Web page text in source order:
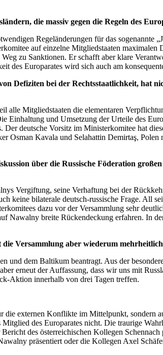
die massiv gegen die Regeln des
Regeländerungen für das sogenannte „
auf einzelne Mitgliedstaaten
zu Sanktionen. Er schafft aber klare
Europarates wird sich auch am
Defiziten bei der Rechtsstaatlichkeit, hat
alle Mitgliedstaaten die elementaren
Einhaltung und Umsetzung der Urteile des
deutsche Vorsitz im Ministerkomitee hat
Osman Kavala und Selahattin Demirtaş,
über die Russische Föderation
Vergiftung, seine Verhaftung bei der
keine bilaterale deutsch-russische Frage. All
dazu vor der Versammlung sehr
Nawalny breite Rückendeckung erfahren. In
Versammlung aber wiederum
und dem Baltikum beantragt. Aus der
erneut der Auffassung, dass wir uns mit
Aktion innerhalb von drei Tagen treffen.
externen Konflikte im Mittelpunkt, sondern
des Europarates nicht. Die traurige
des österreichischen Kollegen
präsentiert oder die Kollegen Axel